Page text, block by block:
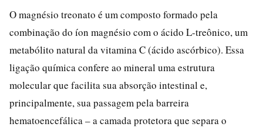
O magnésio treonato é um composto formado pela
combinação do íon magnésio com o ácido L-treônico, um
metabólito natural da vitamina C (ácido ascórbico). Essa
ligação química confere ao mineral uma estrutura
molecular que facilita sua absorção intestinal e,
principalmente, sua passagem pela barreira
hematoencefálica – a camada protetora que separa o